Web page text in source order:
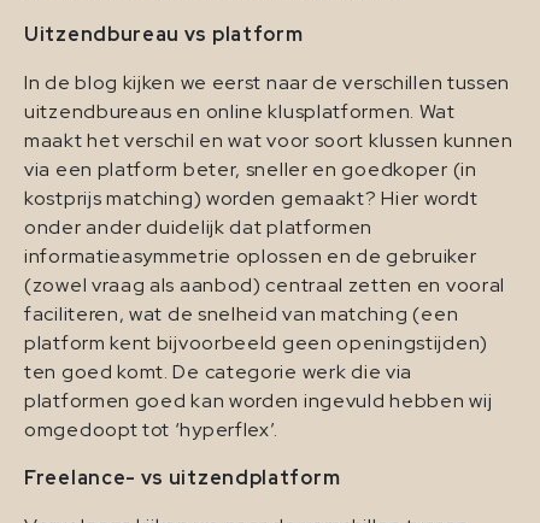
Uitzendbureau vs platform
In de blog kijken we eerst naar de verschillen tussen
uitzendbureaus en online klusplatformen. Wat
maakt het verschil en wat voor soort klussen kunnen
via een platform beter, sneller en goedkoper (in
kostprijs matching) worden gemaakt? Hier wordt
onder ander duidelijk dat platformen
informatieasymmetrie oplossen en de gebruiker
(zowel vraag als aanbod) centraal zetten en vooral
faciliteren, wat de snelheid van matching (een
platform kent bijvoorbeeld geen openingstijden)
ten goed komt. De categorie werk die via
platformen goed kan worden ingevuld hebben wij
omgedoopt tot ‘hyperflex’.
Freelance- vs uitzendplatform